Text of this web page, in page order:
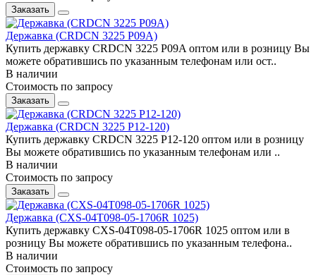
Заказать
Державка (CRDCN 3225 P09A)
Купить державку CRDCN 3225 P09A оптом или в розницу Вы
можете обратившись по указанным телефонам или ост..
В наличии
Стоимость по запросу
Заказать
Державка (CRDCN 3225 P12-120)
Купить державку CRDCN 3225 P12-120 оптом или в розницу
Вы можете обратившись по указанным телефонам или ..
В наличии
Стоимость по запросу
Заказать
Державка (CXS-04T098-05-1706R 1025)
Купить державку CXS-04T098-05-1706R 1025 оптом или в
розницу Вы можете обратившись по указанным телефона..
В наличии
Стоимость по запросу